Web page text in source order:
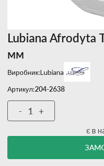
Lubiana Afrodyta
мм
Виробник:Lubiana
Артикул:204-2638
- +
є в